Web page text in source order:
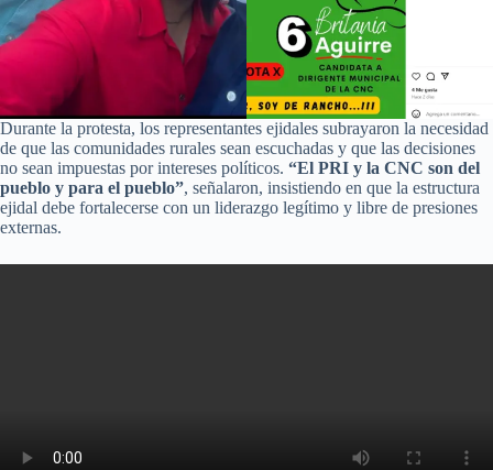
Durante la protesta, los representantes ejidales subrayaron la necesidad
de que las comunidades rurales sean escuchadas y que las decisiones
no sean impuestas por intereses políticos. “El PRI y la CNC son del
pueblo y para el pueblo”, señalaron, insistiendo en que la estructura
ejidal debe fortalecerse con un liderazgo legítimo y libre de presiones
externas.